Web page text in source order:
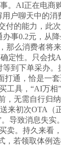
。AI正在电商
户聊天中的
的能力，此
事0.2元，从
那么消费者将
定性。只会找
到下单采办
通，恰是一
具，“AI万相
，无需自行归
来初次OTA（
导致消息失
。持久来看
，若领取体例